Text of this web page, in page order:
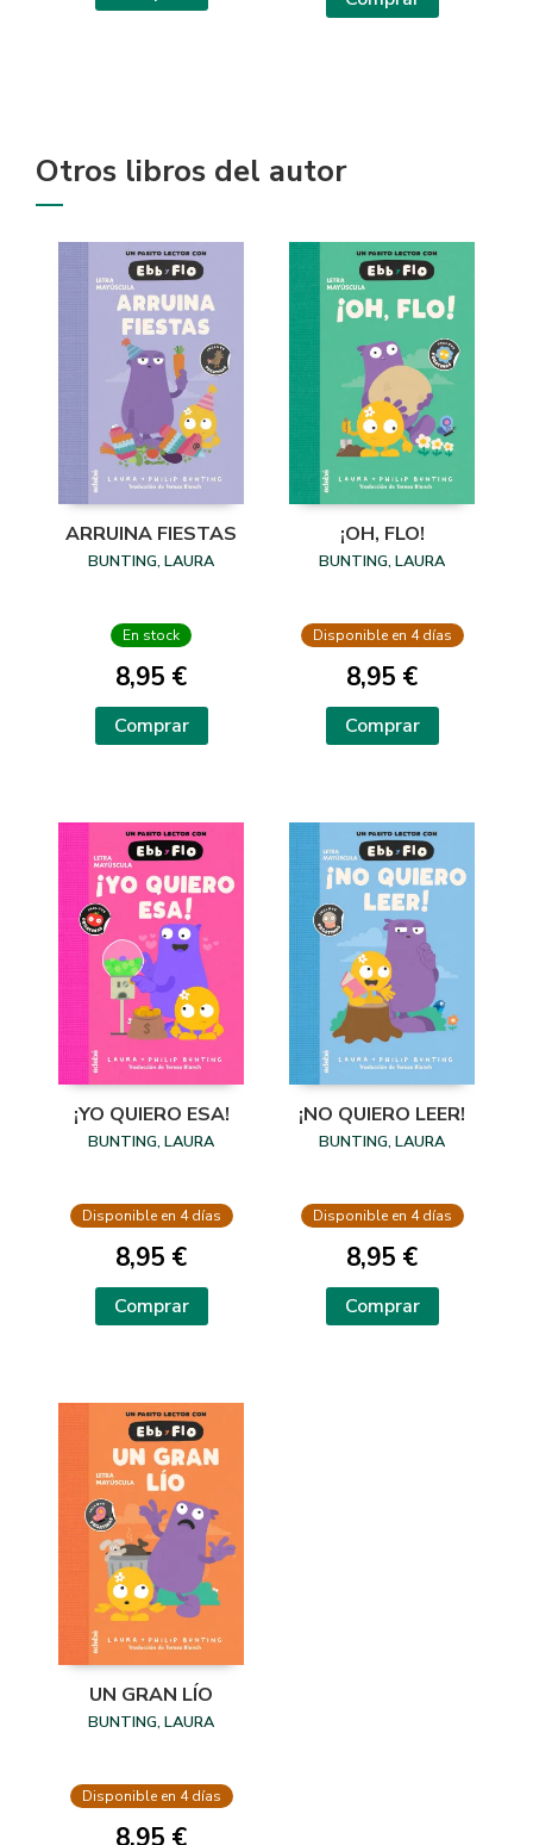
Otros libros del autor
ARRUINA FIESTAS
BUNTING, LAURA
En stock
8,95 €
Comprar
¡OH, FLO!
BUNTING, LAURA
Disponible en 4 días
8,95 €
Comprar
¡YO QUIERO ESA!
BUNTING, LAURA
Disponible en 4 días
8,95 €
Comprar
¡NO QUIERO LEER!
BUNTING, LAURA
Disponible en 4 días
8,95 €
Comprar
UN GRAN LÍO
BUNTING, LAURA
Disponible en 4 días
8,95 €